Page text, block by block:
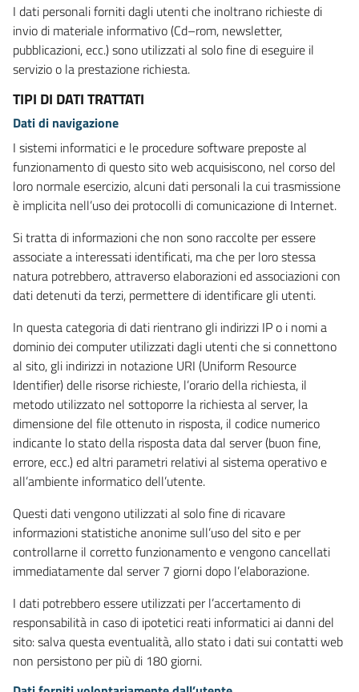
I dati personali forniti dagli utenti che inoltrano richieste di
invio di materiale informativo (Cd–rom, newsletter,
pubblicazioni, ecc.) sono utilizzati al solo fine di eseguire il
servizio o la prestazione richiesta.
TIPI DI DATI TRATTATI
Dati di navigazione
I sistemi informatici e le procedure software preposte al
funzionamento di questo sito web acquisiscono, nel corso del
loro normale esercizio, alcuni dati personali la cui trasmissione
è implicita nell’uso dei protocolli di comunicazione di Internet.
Si tratta di informazioni che non sono raccolte per essere
associate a interessati identificati, ma che per loro stessa
natura potrebbero, attraverso elaborazioni ed associazioni con
dati detenuti da terzi, permettere di identificare gli utenti.
In questa categoria di dati rientrano gli indirizzi IP o i nomi a
dominio dei computer utilizzati dagli utenti che si connettono
al sito, gli indirizzi in notazione URI (Uniform Resource
Identifier) delle risorse richieste, l’orario della richiesta, il
metodo utilizzato nel sottoporre la richiesta al server, la
dimensione del file ottenuto in risposta, il codice numerico
indicante lo stato della risposta data dal server (buon fine,
errore, ecc.) ed altri parametri relativi al sistema operativo e
all’ambiente informatico dell’utente.
Questi dati vengono utilizzati al solo fine di ricavare
informazioni statistiche anonime sull’uso del sito e per
controllarne il corretto funzionamento e vengono cancellati
immediatamente dal server 7 giorni dopo l’elaborazione.
I dati potrebbero essere utilizzati per l’accertamento di
responsabilità in caso di ipotetici reati informatici ai danni del
sito: salva questa eventualità, allo stato i dati sui contatti web
non persistono per più di 180 giorni.